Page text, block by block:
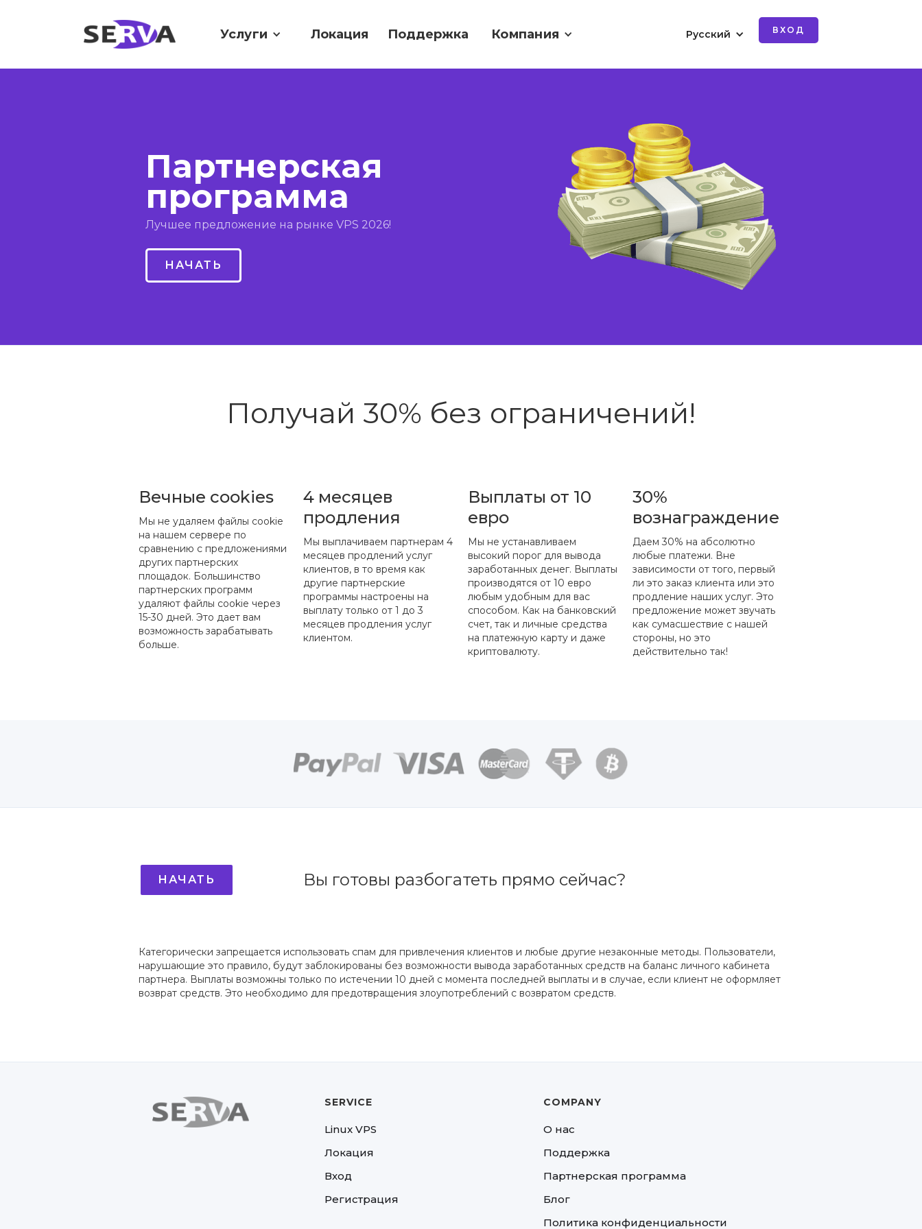
Услуги Локация Поддержка Компания Русский ВХОД
Партнерская
программа
Лучшее предложение на рынке VPS 2026!
НАЧАТЬ
Получай 30% без ограничений!
Вечные cookies
Мы не удаляем файлы cookie
на нашем сервере по
сравнению с предложениями
других партнерских
площадок. Большинство
партнерских программ
удаляют файлы cookie через
15-30 дней. Это дает вам
возможность зарабатывать
больше.
4 месяцев
продления
Мы выплачиваем партнерам 4
месяцев продлений услуг
клиентов, в то время как
другие партнерские
программы настроены на
выплату только от 1 до 3
месяцев продления услуг
клиентом.
Выплаты от 10
евро
Мы не устанавливаем
высокий порог для вывода
заработанных денег. Выплаты
производятся от 10 евро
любым удобным для вас
способом. Как на банковский
счет, так и личные средства
на платежную карту и даже
криптовалюту.
30%
вознаграждение
Даем 30% на абсолютно
любые платежи. Вне
зависимости от того, первый
ли это заказ клиента или это
продление наших услуг. Это
предложение может звучать
как сумасшествие с нашей
стороны, но это
действительно так!
НАЧАТЬ Вы готовы разбогатеть прямо сейчас?
Категорически запрещается использовать спам для привлечения клиентов и любые другие незаконные методы. Пользователи,
нарушающие это правило, будут заблокированы без возможности вывода заработанных средств на баланс личного кабинета
партнера. Выплаты возможны только по истечении 10 дней с момента последней выплаты и в случае, если клиент не оформляет
возврат средств. Это необходимо для предотвращения злоупотреблений с возвратом средств.
SERVICE
Linux VPS
Локация
Вход
Регистрация
COMPANY
О нас
Поддержка
Партнерская программа
Блог
Политика конфиденциальности